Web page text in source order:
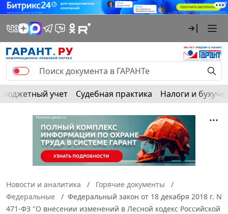
Бюджетный учет Судебная практика Налоги и
Новости и аналитика
Горячие документы
Федеральные
Федеральный закон от 18 декабря 2018 г. N
471-ФЗ "О внесении изменений в Лесной кодекс Российской